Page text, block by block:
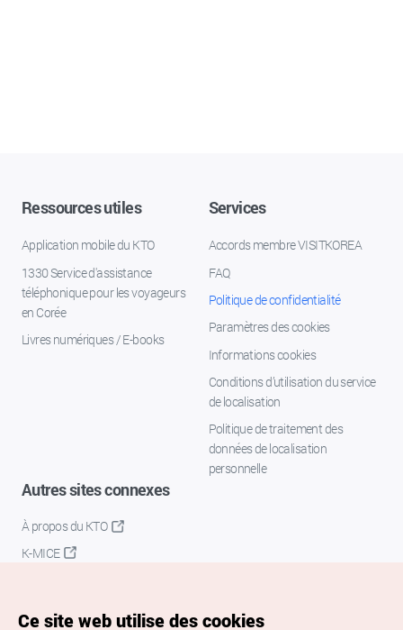
Ressources utiles
Application mobile du KTO
1330 Service d'assistance
téléphonique pour les voyageurs
en Corée
Livres numériques / E-books
Services
Accords membre VISITKOREA
FAQ
Politique de confidentialité
Paramètres des cookies
Informations cookies
Conditions d’utilisation du service
de localisation
Politique de traitement des
données de localisation
personnelle
Autres sites connexes
À propos du KTO
K-MICE
Ce site web utilise des cookies